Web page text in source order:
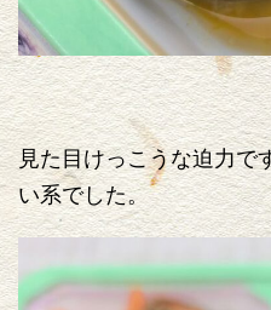
見た目けっこうな迫力で
い系でした。